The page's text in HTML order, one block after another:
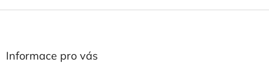
v
Z
Informace pro vás